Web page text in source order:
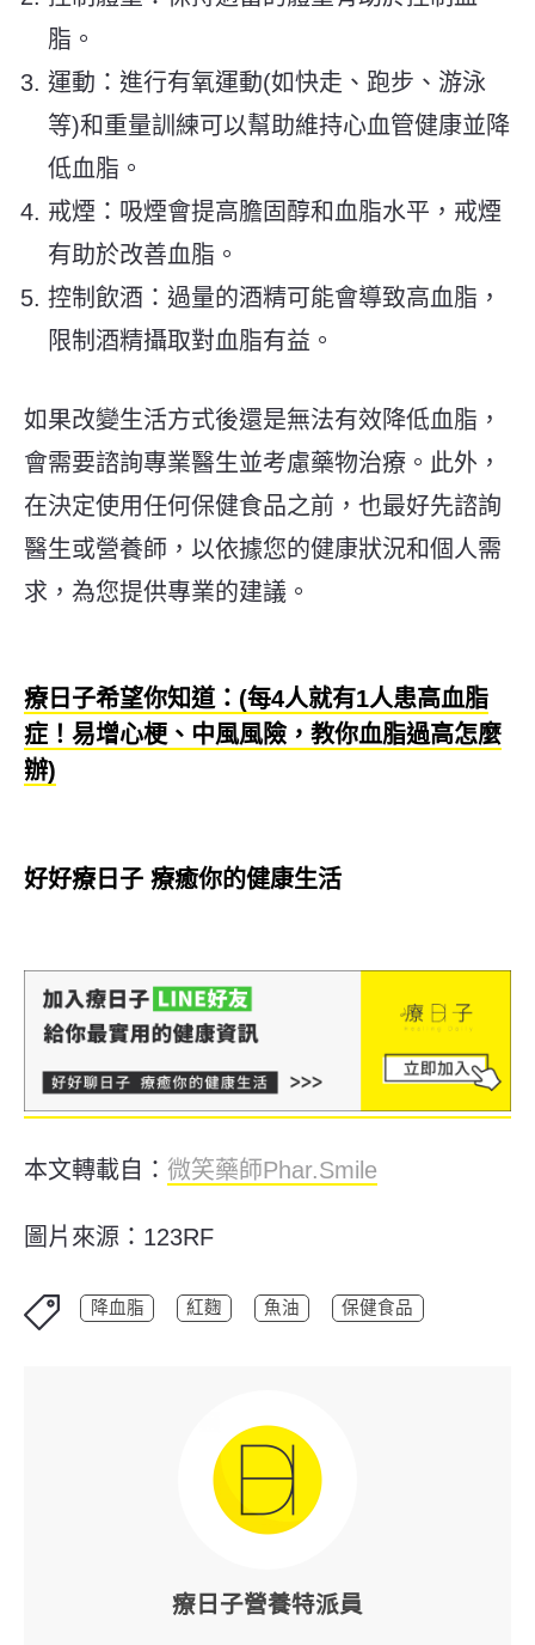
脂。
運動：進行有氧運動(如快走、跑步、游泳
等)和重量訓練可以幫助維持心血管健康並降
低血脂。
戒煙：吸煙會提高膽固醇和血脂水平，戒煙
有助於改善血脂。
控制飲酒：過量的酒精可能會導致高血脂，
限制酒精攝取對血脂有益。
如果改變生活方式後還是無法有效降低血脂，
會需要諮詢專業醫生並考慮藥物治療。此外，
在決定使用任何保健食品之前，也最好先諮詢
醫生或營養師，以依據您的健康狀況和個人需
求，為您提供專業的建議。
療日子希望你知道：(每4人就有1人患高血脂
症！易增心梗、中風風險，教你血脂過高怎麼
辦)
好好療日子 療癒你的健康生活
本文轉載自： 微笑藥師Phar.Smile
圖片來源：123RF
降血脂 紅麴 魚油 保健食品
療日子營養特派員